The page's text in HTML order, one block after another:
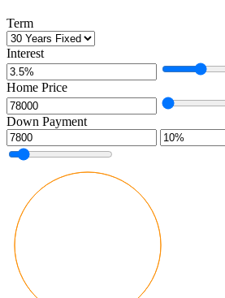
Term
Interest
Home Price
Down Payment